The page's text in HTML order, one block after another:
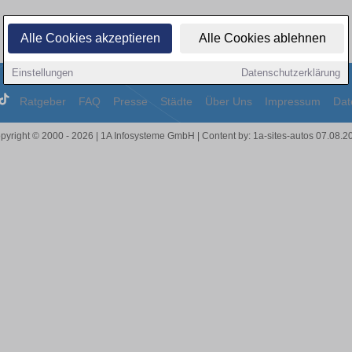
Alle Cookies akzeptieren Alle Cookies ablehnen
Einstellungen Datenschutzerklärung
Ratgeber FAQ Presse Städte Über Uns Impressum
© 2000 - 2026 | 1A Infosysteme GmbH | Content by: 1a-sites-autos